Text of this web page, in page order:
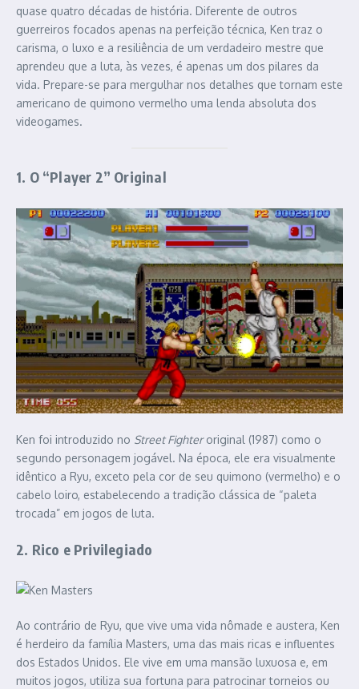
quase quatro décadas de história. Diferente de outros
guerreiros focados apenas na perfeição técnica, Ken traz o
carisma, o luxo e a resiliência de um verdadeiro mestre que
aprendeu que a luta, às vezes, é apenas um dos pilares da
vida. Prepare-se para mergulhar nos detalhes que tornam este
americano de quimono vermelho uma lenda absoluta dos
videogames.
1. O “Player 2” Original
Ken foi introduzido no Street Fighteroriginal (1987) como o
segundo personagem jogável. Na época, ele era visualmente
idêntico a Ryu, exceto pela cor de seu quimono (vermelho) e o
cabelo loiro, estabelecendo a tradição clássica de “paleta
trocada” em jogos de luta.
2. Rico e Privilegiado
Ao contrário de Ryu, que vive uma vida nômade e austera, Ken
é herdeiro da família Masters, uma das mais ricas e influentes
dos Estados Unidos. Ele vive em uma mansão luxuosa e, em
muitos jogos, utiliza sua fortuna para patrocinar torneios ou